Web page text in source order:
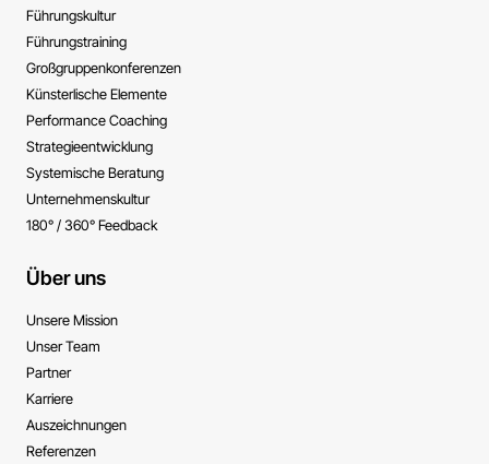
Führungs­kultur
Führungs­training
Großgruppen­konferenzen
Künsterlische ­Elemente
Performance ­Coaching
Strategie­entwicklung
Systemische ­Beratung
Unternehmens­kultur
180° / 360° Feedback
Über uns
Unsere Mission
Unser Team
Partner
Karriere
Auszeichnungen
Referenzen